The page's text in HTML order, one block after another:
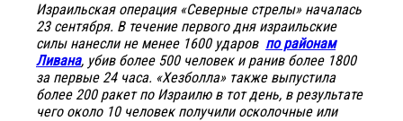
Израильская операция «Северные стрелы» началась
23 сентября. В течение первого дня израильские
силы нанесли не менее 1600 ударов по районам
Ливана, убив более 500 человек и ранив более 1800
за первые 24 часа. «Хезболла» также выпустила
более 200 ракет по Израилю в тот день, в результате
чего около 10 человек получили осколочные или